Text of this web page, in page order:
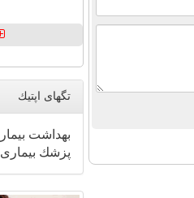
تگهای اپتیك
بهداشت بیمار
پزشك بیماری